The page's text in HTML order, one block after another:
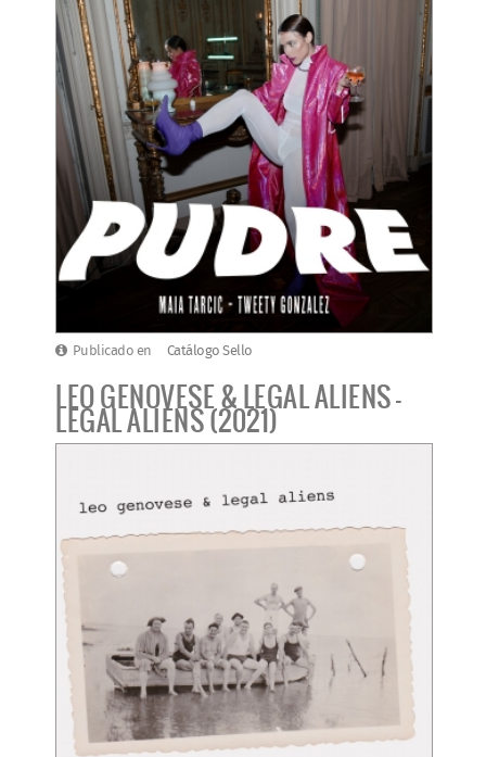
Publicado en Catálogo Sello
LEO GENOVESE & LEGAL ALIENS -
LEGAL ALIENS (2021)